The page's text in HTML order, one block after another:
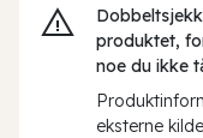
produktet,
noe du ikke
eksterne